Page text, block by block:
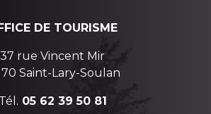
DE TOURISME
37 rue Vincent Mir
Saint-Lary-Soulan
Tél. 05 62 39 50 81